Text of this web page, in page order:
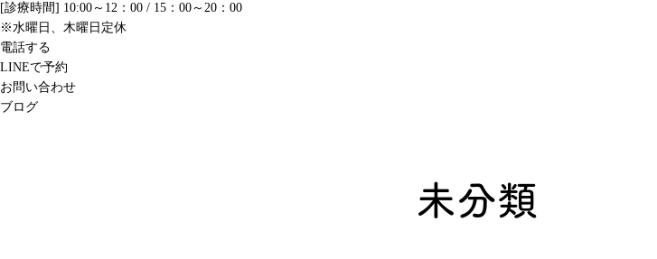
[診療時間] 10:00～12：00 / 15：00～20：00
※水曜日、木曜日定休
電話する
LINEで予約
お問い合わせ
ブログ
未分類